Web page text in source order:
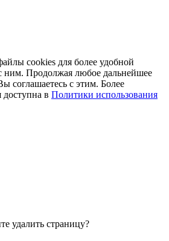
cookies для более удобной
ним. Продолжая любое дальнейшее
соглашаетесь с этим. Более
в Политики использования
удалить страницу?